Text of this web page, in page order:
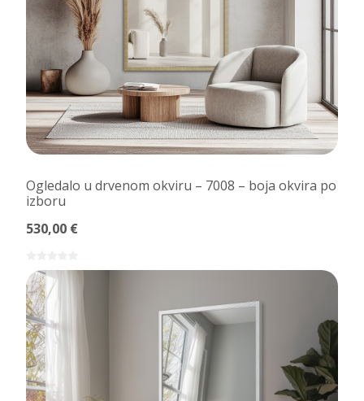
Ogledalo u drvenom okviru – 7008 – boja okvira po
izboru
530,00 €